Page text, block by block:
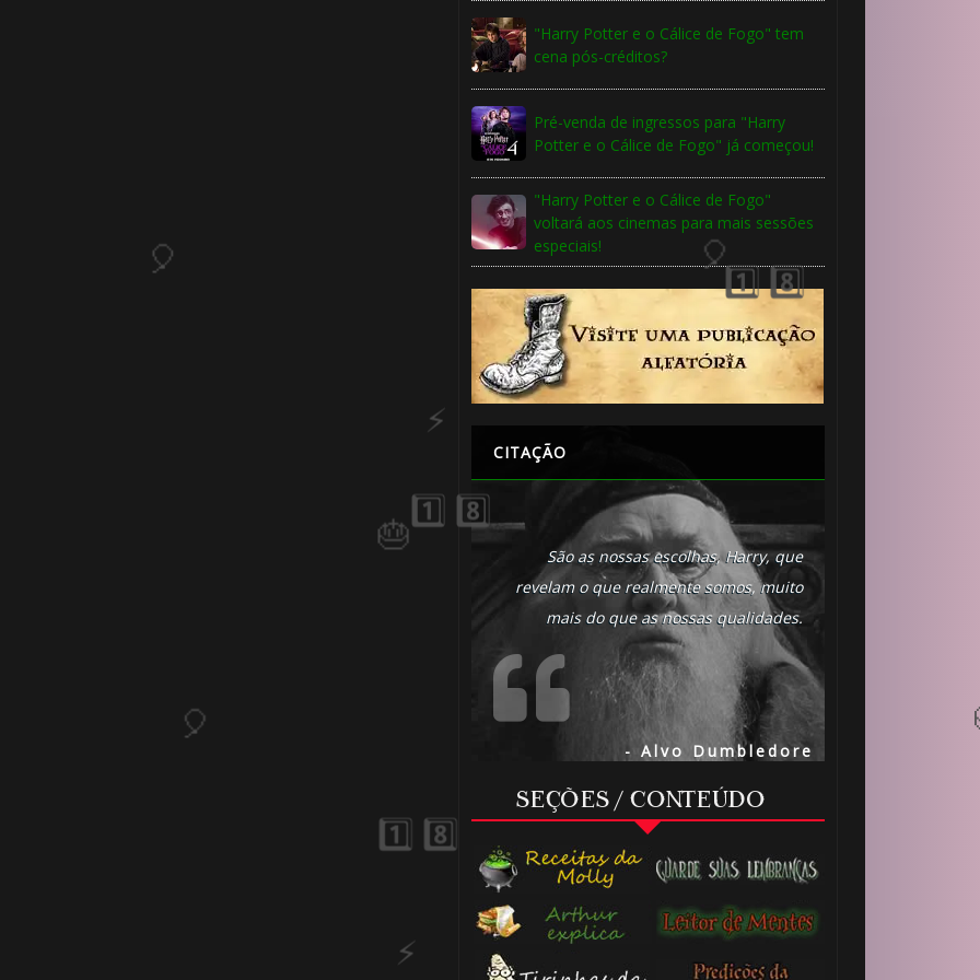
"Harry Potter e o Cálice de Fogo" tem
cena pós-créditos?
Pré-venda de ingressos para "Harry
Potter e o Cálice de Fogo" já começou!
"Harry Potter e o Cálice de Fogo"
voltará aos cinemas para mais sessões
especiais!
CITAÇÃO
São as nossas escolhas, Harry, que
revelam o que realmente somos, muito
mais do que as nossas qualidades.
- Alvo Dumbledore
SEÇÕES / CONTEÚDO
🎈
⚡
1️⃣ 8️⃣